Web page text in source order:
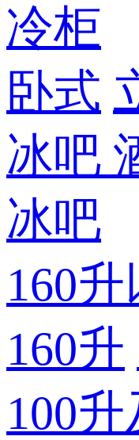
冷柜
卧式
冰吧
冰吧
160
160升
100